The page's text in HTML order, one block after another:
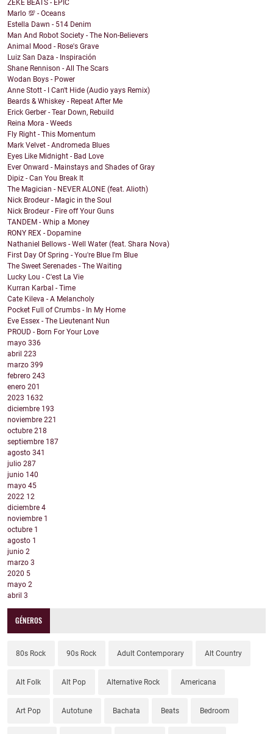
ZEKE BEATS - EPIC
Marlo 💯 - Oceans
Estella Dawn - 514 Denim
Man And Robot Society - The Non-Believers
Animal Mood - Rose's Grave
Luiz San Daza - Inspiración
Shane Rennison - All The Scars
Wodan Boys - Power
Anne Stott - I Can't Hide (Audio yays Remix)
Beards & Whiskey - Repeat After Me
Erick Gerber - Tear Down, Rebuild
Reina Mora - Weeds
Fly Right - This Momentum
Mark Velvet - Andromeda Blues
Eyes Like Midnight - Bad Love
Ever Onward - Mainstays and Shades of Gray
Dipiz - Can You Break It
The Magician - NEVER ALONE (feat. Alioth)
Nick Brodeur - Magic in the Soul
Nick Brodeur - Fire off Your Guns
TANDEM - Whip a Money
RONY REX - Dopamine
Nathaniel Bellows - Well Water (feat. Shara Nova)
First Day Of Spring - You're Blue I'm Blue
The Sweet Serenades - The Waiting
Lucky Lou - C'est La Vie
Kurran Karbal - Time
Cate Kileva - A Melancholy
Pocket Full of Crumbs - In My Home
Eve Essex - The Lieutenant Nun
PROUD - Born For Your Love
mayo 336
abril 223
marzo 399
febrero 243
enero 201
2023 1632
diciembre 193
noviembre 221
octubre 218
septiembre 187
agosto 341
julio 287
junio 140
mayo 45
2022 12
diciembre 4
noviembre 1
octubre 1
agosto 1
junio 2
marzo 3
2020 5
mayo 2
abril 3
GÉNEROS
80s Rock 90s Rock Adult Contemporary Alt Country
Alt Folk Alt Pop Alternative Rock Americana
Art Pop Autotune Bachata Beats Bedroom